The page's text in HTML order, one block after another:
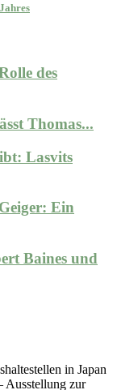
des
Thomas...
Lasvits
Ein
Baines und
in Japan
Ausstellung zur